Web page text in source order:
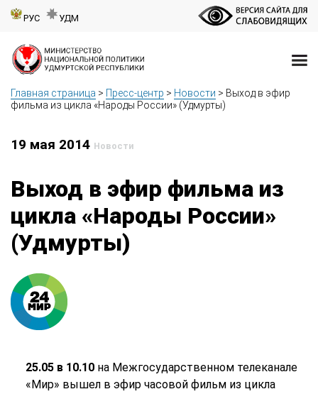
РУС УДМ
Главная страница > Пресс-центр > Новости > Выход в эфир
фильма из цикла «Народы России» (Удмурты)
19 мая 2014 Новости
Выход в эфир фильма из
цикла «Народы России»
(Удмурты)
25.05 в 10.10на Межгосударственном телеканале
«Мир» вышел в эфир часовой фильм из цикла